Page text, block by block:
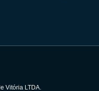
Vitória LTDA.